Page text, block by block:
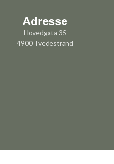
Adresse
Hovedgata 35
4900 Tvedestrand